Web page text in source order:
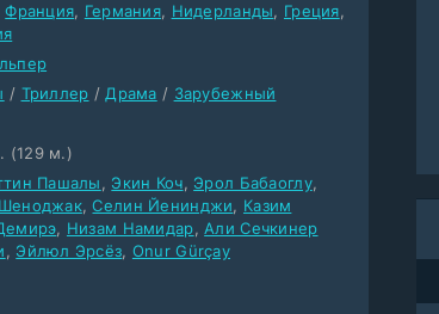
Франция, Германия, Нидерланды, Греция,
/ Триллер / Драма / Зарубежный
(129 м.)
Пашалы , Экин Коч, Эрол Бабаоглу,
,Селин Йенинджи, Казим
, Низам Намидар, Али Сечкинер
, Эйлюл Эрсёз, Onur Gürçay